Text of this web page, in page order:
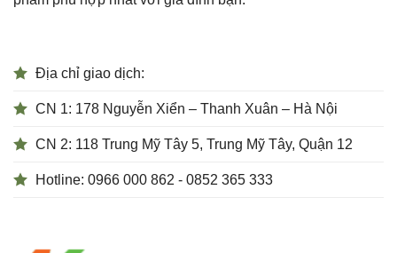
Địa chỉ giao dịch:
CN 1: 178 Nguyễn Xiển – Thanh Xuân – Hà Nội
CN 2: 118 Trung Mỹ Tây 5, Trung Mỹ Tây, Quận 12
Hotline: 0966 000 862 - 0852 365 333